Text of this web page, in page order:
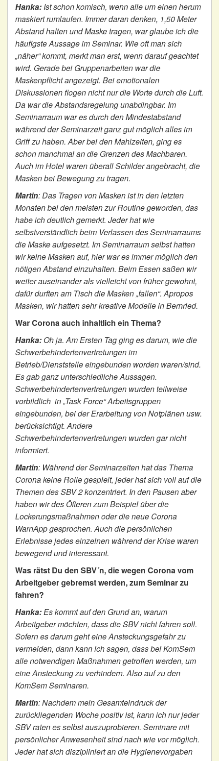
Hanka: Ist schon komisch, wenn alle um einen herum
maskiert rumlaufen. Immer daran denken, 1,50 Meter
Abstand halten und Maske tragen, war glaube ich die
häufigste Aussage im Seminar. Wie oft man sich
„näher“ kommt, merkt man erst, wenn darauf geachtet
wird. Gerade bei Gruppenarbeiten war die
Maskenpflicht angezeigt. Bei emotionalen
Diskussionen flogen nicht nur die Worte durch die Luft.
Da war die Abstandsregelung unabdingbar. Im
Seminarraum war es durch den Mindestabstand
während der Seminarzeit ganz gut möglich alles im
Griff zu haben. Aber bei den Mahlzeiten, ging es
schon manchmal an die Grenzen des Machbaren.
Auch im Hotel waren überall Schilder angebracht, die
Masken bei Bewegung zu tragen.
Martin: Das Tragen von Masken ist in den letzten
Monaten bei den meisten zur Routine geworden, das
habe ich deutlich gemerkt. Jeder hat wie
selbstverständlich beim Verlassen des Seminarraums
die Maske aufgesetzt. Im Seminarraum selbst hatten
wir keine Masken auf, hier war es immer möglich den
nötigen Abstand einzuhalten. Beim Essen saßen wir
weiter auseinander als vielleicht von früher gewohnt,
dafür durften am Tisch die Masken „fallen“. Apropos
Masken, wir hatten sehr kreative Modelle in Bernried.
War Corona auch inhaltlich ein Thema?
Hanka: Oh ja. Am Ersten Tag ging es darum, wie die
Schwerbehindertenvertretungen im
Betrieb/Dienststelle eingebunden worden waren/sind.
Es gab ganz unterschiedliche Aussagen.
Schwerbehindertenvertretungen wurden teilweise
vorbildlich in „Task Force“ Arbeitsgruppen
eingebunden, bei der Erarbeitung von Notplänen usw.
berücksichtigt. Andere
Schwerbehindertenvertretungen wurden gar nicht
informiert.
Martin: Während der Seminarzeiten hat das Thema
Corona keine Rolle gespielt, jeder hat sich voll auf die
Themen des SBV 2 konzentriert. In den Pausen aber
haben wir des Öfteren zum Beispiel über die
Lockerungsmaßnahmen oder die neue Corona
WarnApp gesprochen. Auch die persönlichen
Erlebnisse jedes einzelnen während der Krise waren
bewegend und interessant.
Was rätst Du den SBV´n, die wegen Corona vom
Arbeitgeber gebremst werden, zum Seminar zu
fahren?
Hanka: Es kommt auf den Grund an, warum
Arbeitgeber möchten, dass die SBV nicht fahren soll.
Sofern es darum geht eine Ansteckungsgefahr zu
vermeiden, dann kann ich sagen, dass bei KomSem
alle notwendigen Maßnahmen getroffen werden, um
eine Ansteckung zu verhindern. Also auf zu den
KomSem Seminaren.
Martin:Nachdem mein Gesamteindruck der
zurückliegenden Woche positiv ist, kann ich nur jeder
SBV raten es selbst auszuprobieren. Seminare mit
persönlicher Anwesenheit sind nach wie vor möglich.
Jeder hat sich diszipliniert an die Hygienevorgaben